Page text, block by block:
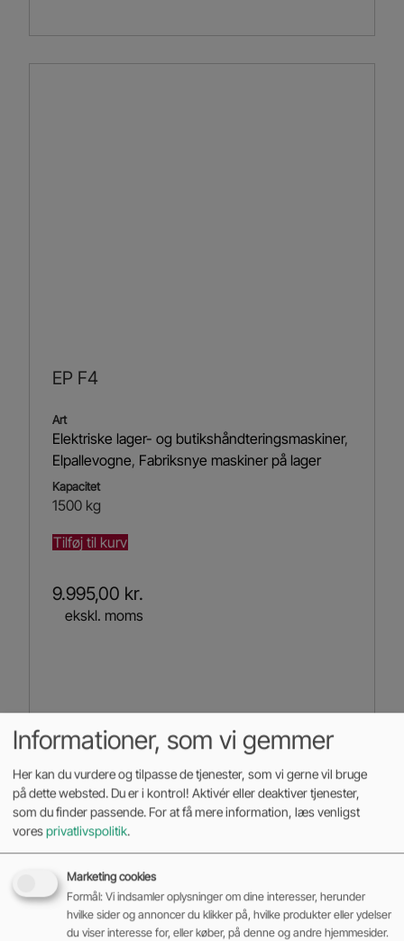
EP F4
Art
Elektriske lager- og butikshåndteringsmaskiner,
Elpallevogne, Fabriksnye maskiner på lager
Kapacitet
1500 kg
Tilføj til kurv
9.995,00 kr.
ekskl. moms
Informationer, som vi gemmer
Her kan du vurdere og tilpasse de tjenester, som vi gerne vil bruge
på dette websted. Du er i kontrol! Aktivér eller deaktiver tjenester,
som du finder passende. For at få mere information, læs venligst
voresprivatlivspolitik.
Marketing cookies
Formål: Vi indsamler oplysninger om dine interesser, herunder
hvilke sider og annoncer du klikker på, hvilke produkter eller ydelser
du viser interesse for, eller køber, på denne og andre hjemmesider.